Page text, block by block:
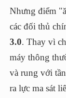
Nhưng điểm
các đối thủ
3.0. Thay vì
máy thông
và rung với
ra lực ma sát